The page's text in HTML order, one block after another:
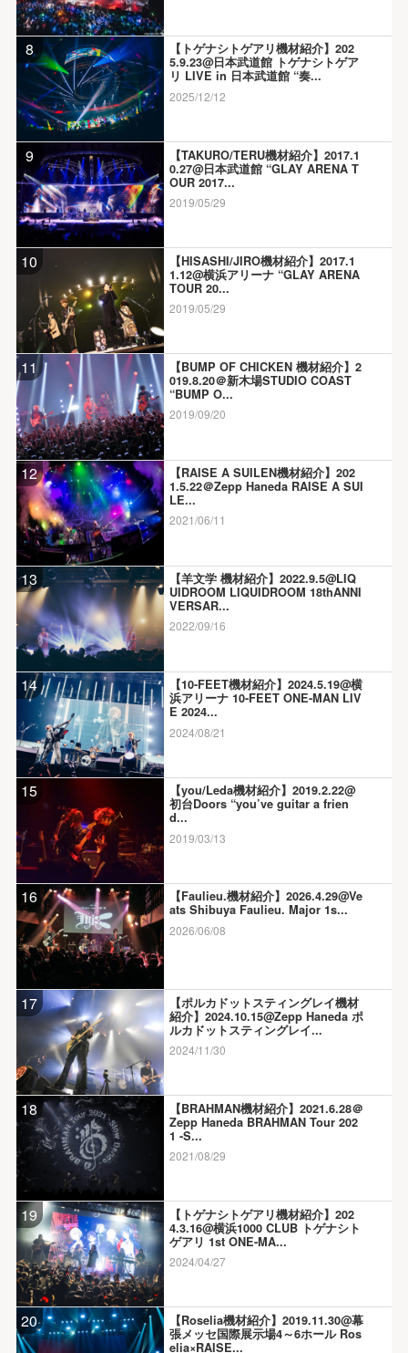
8
【トゲナシトゲアリ機材紹介】202
5.9.23@日本武道館 トゲナシトゲア
リ LIVE in 日本武道館 “奏...
2025/12/12
9
【TAKURO/TERU機材紹介】2017.1
0.27@日本武道館 “GLAY ARENA T
OUR 2017...
2019/05/29
10
【HISASHI/JIRO機材紹介】2017.1
1.12@横浜アリーナ “GLAY ARENA
TOUR 20...
2019/05/29
11
【BUMP OF CHICKEN 機材紹介】2
019.8.20＠新木場STUDIO COAST
“BUMP O...
2019/09/20
12
【RAISE A SUILEN機材紹介】202
1.5.22＠Zepp Haneda RAISE A SUI
LE...
2021/06/11
13
【羊文学 機材紹介】2022.9.5@LIQ
UIDROOM LIQUIDROOM 18thANNI
VERSAR...
2022/09/16
14
【10-FEET機材紹介】2024.5.19@横
浜アリーナ 10-FEET ONE-MAN LIV
E 2024...
2024/08/21
15
【you/Leda機材紹介】2019.2.22@
初台Doors “you’ve guitar a frien
d...
2019/03/13
16
【Faulieu.機材紹介】2026.4.29@Ve
ats Shibuya Faulieu. Major 1s...
2026/06/08
17
【ポルカドットスティングレイ機材
紹介】2024.10.15@Zepp Haneda ポ
ルカドットスティングレイ...
2024/11/30
18
【BRAHMAN機材紹介】2021.6.28＠
Zepp Haneda BRAHMAN Tour 202
1 -S...
2021/08/29
19
【トゲナシトゲアリ機材紹介】202
4.3.16@横浜1000 CLUB トゲナシト
ゲアリ 1st ONE-MA...
2024/04/27
20
【Roselia機材紹介】2019.11.30@幕
張メッセ国際展示場4～6ホール Ros
elia×RAISE...